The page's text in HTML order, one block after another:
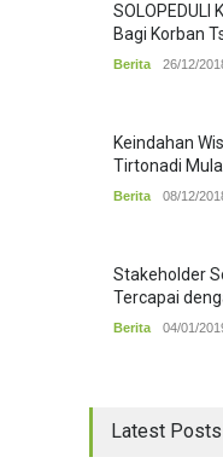
SOLOPEDULI
Bagi Korban
Berita 26/12/
Keindahan
Tirtonadi
Berita 08/12/
Stakeholder
Tercapai
Berita 04/01/
Latest Posts